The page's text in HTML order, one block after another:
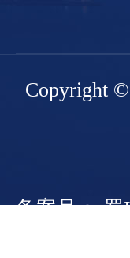
Copyright
备案号：